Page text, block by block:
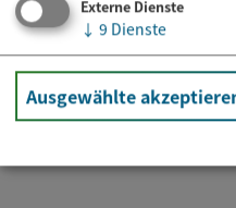
Download
Externe Dienste
↓ 9 Dienste
Ausgewählte